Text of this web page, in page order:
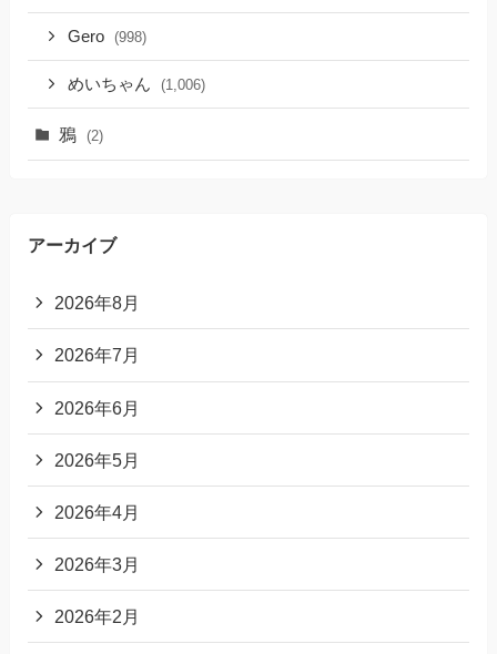
Gero (998)
めいちゃん (1,006)
鴉 (2)
アーカイブ
2026年8月
2026年7月
2026年6月
2026年5月
2026年4月
2026年3月
2026年2月